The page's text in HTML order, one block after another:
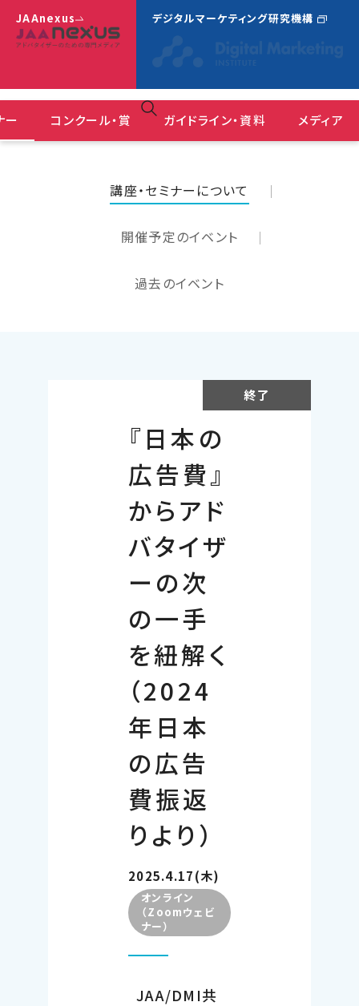
ー コンクール・賞 ガイドライン・資料 メディア
JAAnexus デジタルマーケティング研究機構
講座・セミナーについて
開催予定のイベント
過去のイベント
『日本の
広告費』
からアド
バタイザ
ーの次
の一手
を紐解く
（2024
年日本
の広告
費振返
りより）
2025.4.17(木)
オンライン
（Zoomウェビ
ナー）
JAA/DMI共
終了